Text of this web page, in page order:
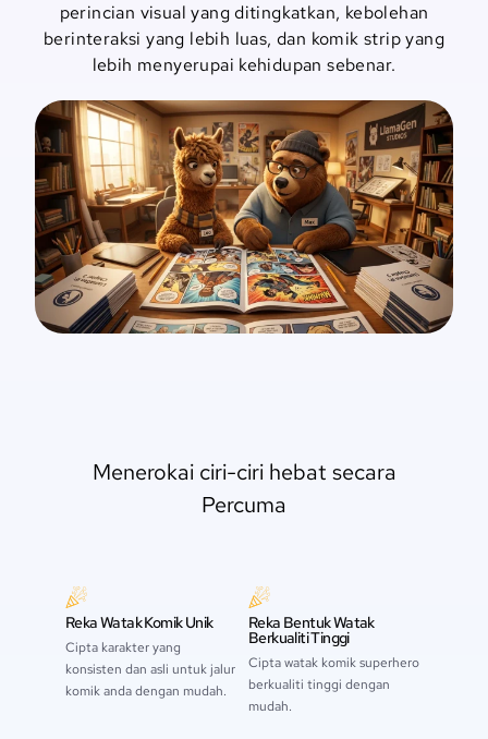
perincian visual yang ditingkatkan, kebolehan
berinteraksi yang lebih luas, dan komik strip yang
lebih menyerupai kehidupan sebenar.
Menerokai ciri-ciri hebat secara
Percuma
Reka Watak Komik Unik
Cipta karakter yang
konsisten dan asli untuk jalur
komik anda dengan mudah.
Reka Bentuk Watak
Berkualiti Tinggi
Cipta watak komik superhero
berkualiti tinggi dengan
mudah.